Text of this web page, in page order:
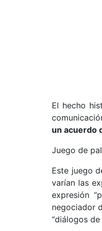
El hecho
un acuerdo
Juego de
Este juego
varían las
expresión
negociador
“diálogos